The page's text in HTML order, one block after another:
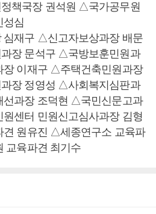
책국장 권석원 △국가공무원
성심
재구 △신고자보상과장 배문
장 문석구 △국방보훈민원과
이재구 △주택건축민원과장
장 정영성 △사회복지심판과
과장 조덕현 △국민신문고과
센터 민원신고심사과장 김형
원유진 △세종연구소 교육파
교육파견 최기수